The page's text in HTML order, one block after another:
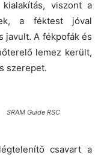
viszont a
a féktest jóval
javult. A fékpofák és
lemez került,
szerepet.
SRAM Guide RSC
csavart a